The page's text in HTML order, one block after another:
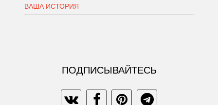
ВАША ИСТОРИЯ
ПОДПИСЫВАЙТЕСЬ